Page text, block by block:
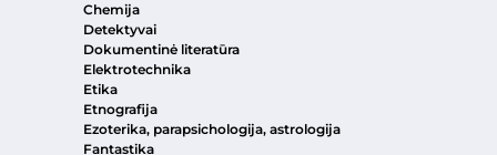
Chemija
Detektyvai
Dokumentinė literatūra
Elektrotechnika
Etika
Etnografija
Ezoterika, parapsichologija, astrologija
Fantastika